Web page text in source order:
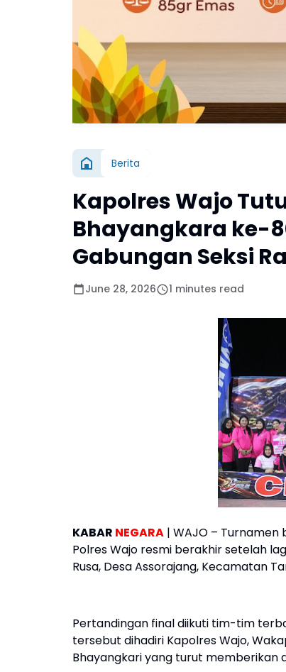
Berita
Kapolres Wajo
Bhayangkara ke-
Gabungan Seksi
June 28, 2026 1 minutes read
KABAR NEGARA | WAJO –
Polres Wajo resmi berakhir setelah
Rusa, Desa Assorajang, Kecamatan
Pertandingan final diikuti tim-tim
tersebut dihadiri Kapolres Wajo,
Bhayangkari yang turut memberikan